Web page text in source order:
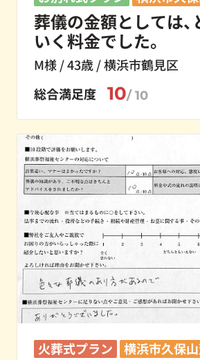
葬儀の金額としては
いく料金でした。
M様 / 43歳 / 横浜市鶴見区
総合満足度
10/ 10
火葬式プラン 横浜市久保